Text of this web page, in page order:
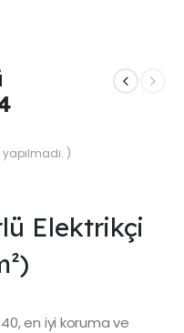
)
Elektrikçi
en iyi koruma ve